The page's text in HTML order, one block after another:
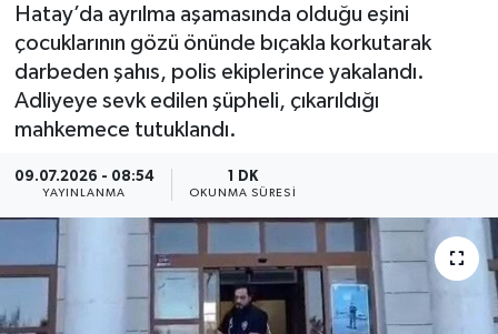
Hatay’da ayrılma aşamasında olduğu eşini
çocuklarının gözü önünde bıçakla korkutarak
darbeden şahıs, polis ekiplerince yakalandı.
Adliyeye sevk edilen şüpheli, çıkarıldığı
mahkemece tutuklandı.
09.07.2026 - 08:54
YAYINLANMA
1 DK
OKUNMA SÜRESI
Yaşam